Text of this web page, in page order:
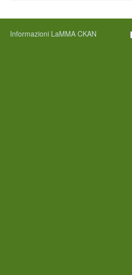
Informazioni LaMMA CKAN